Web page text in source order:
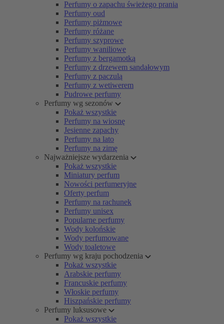
Perfumy o zapachu świeżego prania
Perfumy oud
Perfumy piżmowe
Perfumy różane
Perfumy szyprowe
Perfumy waniliowe
Perfumy z bergamotką
Perfumy z drzewem sandałowym
Perfumy z paczulą
Perfumy z wetiwerem
Pudrowe perfumy
Perfumy wg sezonów
Pokaż wszystkie
Perfumy na wiosnę
Jesienne zapachy
Perfumy na lato
Perfumy na zimę
Najważniejsze wydarzenia
Pokaż wszystkie
Miniatury perfum
Nowości perfumeryjne
Oferty perfum
Perfumy na rachunek
Perfumy unisex
Popularne perfumy
Wody kolońskie
Wody perfumowane
Wody toaletowe
Perfumy wg kraju pochodzenia
Pokaż wszystkie
Arabskie perfumy
Francuskie perfumy
Włoskie perfumy
Hiszpańskie perfumy
Perfumy luksusowe
Pokaż wszystkie